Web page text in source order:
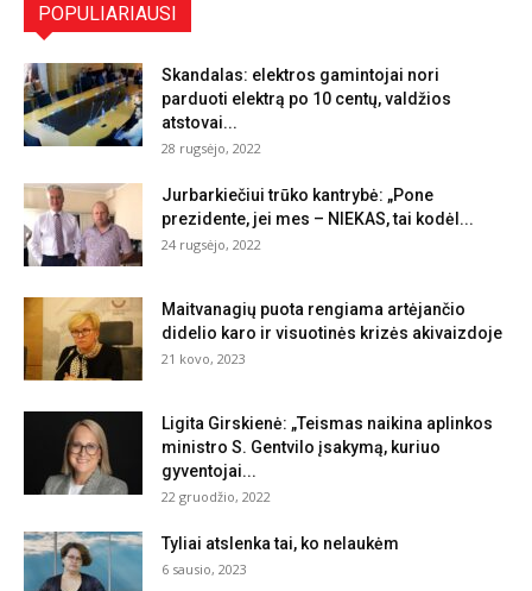
POPULIARIAUSI
Skandalas: elektros gamintojai nori
parduoti elektrą po 10 centų, valdžios
atstovai...
28 rugsėjo, 2022
Jurbarkiečiui trūko kantrybė: „Pone
prezidente, jei mes – NIEKAS, tai kodėl...
24 rugsėjo, 2022
Maitvanagių puota rengiama artėjančio
didelio karo ir visuotinės krizės akivaizdoje
21 kovo, 2023
Ligita Girskienė: „Teismas naikina aplinkos
ministro S. Gentvilo įsakymą, kuriuo
gyventojai...
22 gruodžio, 2022
Tyliai atslenka tai, ko nelaukėm
6 sausio, 2023